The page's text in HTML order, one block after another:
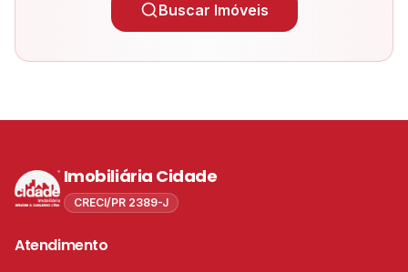
Buscar Imóveis
Imobiliária Cidade
CRECI/PR 2389-J
Atendimento